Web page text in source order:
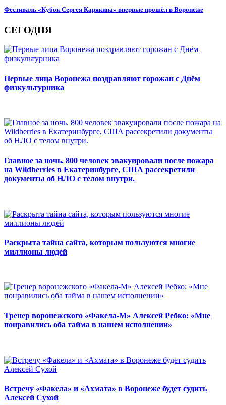
Фестиваль «Кубок Сергея Карякина» впервые прошёл в Воронеже
СЕГОДНЯ
Первые лица Воронежа поздравляют горожан с Днём
физкультурника
Главное за ночь. 800 человек эвакуировали после пожара
на Wildberries в Екатеринбурге, США рассекретили
документы об НЛО с телом внутри.
Раскрыта тайна сайта, которым пользуются многие
миллионы людей
Тренер воронежского «Факела-М» Алексей Ребко: «Мне
понравились оба тайма в нашем исполнении»
Встречу «Факела» и «Ахмата» в Воронеже будет судить
Алексей Сухой